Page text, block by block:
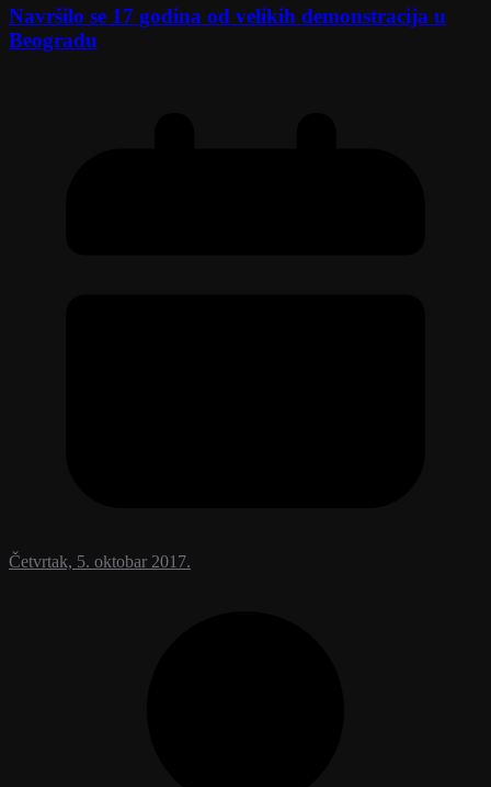
Navršilo se 17 godina od velikih demonstracija u
Beogradu
Četvrtak, 5. oktobar 2017.